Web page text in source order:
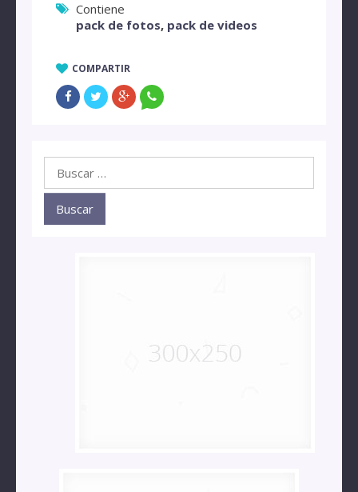
Contiene
pack de fotos, pack de videos
COMPARTIR